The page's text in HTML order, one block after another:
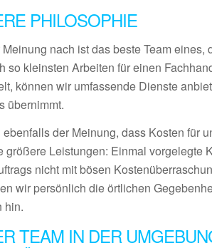
PHILOSOPHIE
Meinung nach ist das beste Team
so kleinsten Arbeiten für einen
können wir umfassende Dienste
übernimmt.
ebenfalls der Meinung, dass Kosten für
größere Leistungen: Einmal vorgelegte
nicht mit bösen
wir persönlich die örtlichen
hin.
TEAM IN DER